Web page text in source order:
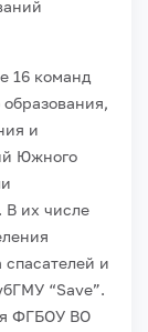
16 команд
и
Южного
В их числе
спасателей и
“Save”.
ФГБОУ ВО